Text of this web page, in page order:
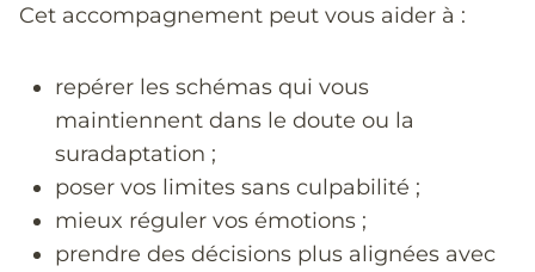
Cet accompagnement peut vous aider à :
repérer les schémas qui vous
maintiennent dans le doute ou la
suradaptation ;
poser vos limites sans culpabilité ;
mieux réguler vos émotions ;
prendre des décisions plus alignées avec